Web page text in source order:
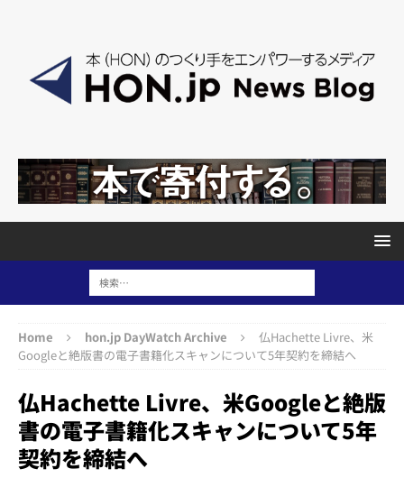
Home hon.jp DayWatch Archive
仏Hachette Livre、米
Googleと絶版書の電子書籍化スキャンについて5年契約を締結へ
仏Hachette Livre、米Googleと絶版
書の電子書籍化スキャンについて5年
契約を締結へ